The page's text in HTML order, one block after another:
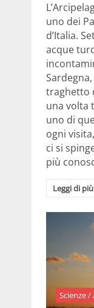
uno dei
d’Italia.
acque
traghetto
una volta
uno di
ogni
ci si
più
Leggi di più
Scienze